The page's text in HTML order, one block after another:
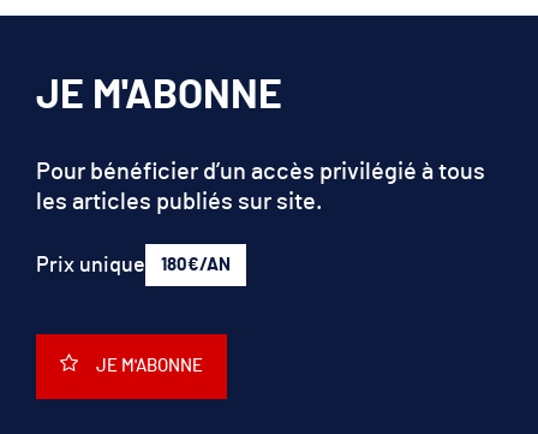
JE M'ABONNE
Pour bénéficier d’un accès privilégié à tous
les articles publiés sur site.
Prix unique 180€/AN
JE M'ABONNE